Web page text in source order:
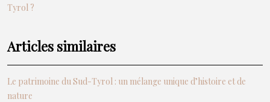
Tyrol ?
Articles similaires
Le patrimoine du Sud-Tyrol : un mélange unique d’histoire et de
nature